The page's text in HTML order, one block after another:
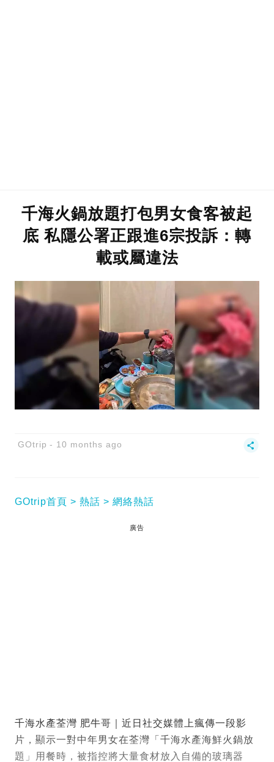
千海火鍋放題打包男女食客被起
底 私隱公署正跟進6宗投訴：轉
載或屬違法
GOtrip 10 months ago
GOtrip首頁 熱話 網絡熱話
廣告
千海水產荃灣 肥牛哥｜近日社交媒體上瘋傳一段影
片，顯示一對中年男女在荃灣「千海水產海鮮火鍋放
題」用餐時，被指控將大量食材放入自備的玻璃器